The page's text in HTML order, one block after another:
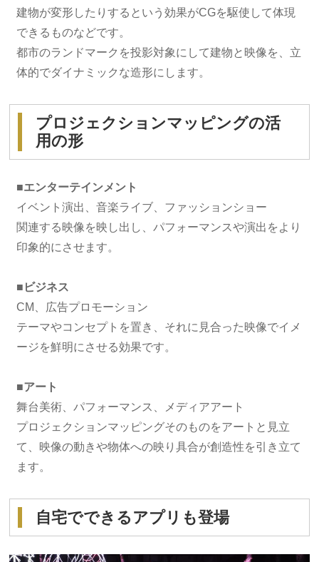
建物が変形したりするという効果がCGを駆使して体現
できるものなどです。
都市のランドマークを投影対象にして建物と映像を、立
体的でダイナミックな造形にします。
プロジェクションマッピングの活
用の形
■エンターテインメント
イベント演出、音楽ライブ、ファッションショー
関連する映像を映し出し、パフォーマンスや演出をより
印象的にさせます。
■ビジネス
CM、広告プロモーション
テーマやコンセプトを置き、それに見合った映像でイメ
ージを鮮明にさせる効果です。
■アート
舞台美術、パフォーマンス、メディアアート
プロジェクションマッピングそのものをアートと見立
て、映像の動きや物体への映り具合が創造性を引き立て
ます。
自宅でできるアプリも登場